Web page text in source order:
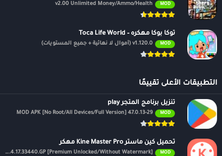
MOD
v2.00 Unlimited Money/Ammo/Health
توكا بوكا مهكره – Toca Life World
MOD v1.120.0 (أموال لا نهائية + جميع المستويات)
التطبيقات الأعلى تقييمًا
تنزيل برنامج المتجر play
MOD
47.0.13-29 MOD APK [No Root/All Devices/Full Version]
تحميل كين ماستر Kine Master Pro مهكر
MOD
APK v7.4.17.33440.GP [Premium Unlocked/Without Watermark]